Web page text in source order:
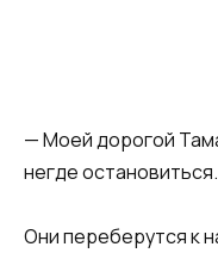
— Моей дорогой
негде остановиться.
Они переберутся к